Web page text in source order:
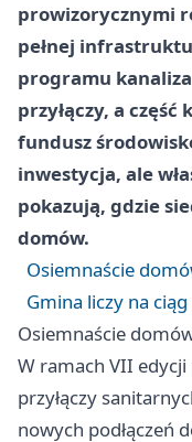
prowizorycznymi
pełnej
programu
przyłączy, a
fundusz
inwestycja, ale
pokazują, gdzie
domów.
Osiemnaście
Gmina liczy na
Osiemnaście
W ramach VII
przyłączy
nowych podłączeń